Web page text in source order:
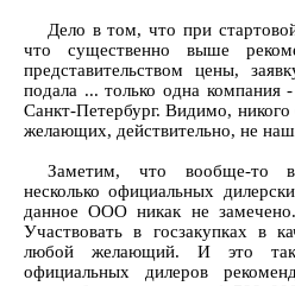
Дело в том, что при
что существенно выше
представительством цены,
подала ... только одна
Санкт-Петербург. Видимо,
желающих, действительно, не
Заметим, что вообще-то в
несколько официальных
данное ООО никак не
Участвовать в госзакупках в
любой желающий. И это
официальных дилеров